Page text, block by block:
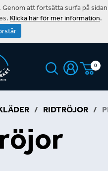
0
/ RIDTRÖJOR /
Genom att fortsätta surfa på sidan
Klicka här för mer information.